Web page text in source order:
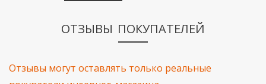
ОТЗЫВЫ ПОКУПАТЕЛЕЙ
Отзывы могут оставлять только реальные